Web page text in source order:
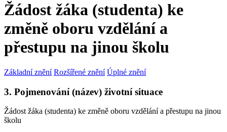
Žádost žáka (studenta) ke
změně oboru vzdělání a
přestupu na jinou školu
Základní znění Rozšířené znění Úplné znění
3. Pojmenování (název) životní situace
Žádost žáka (studenta) ke změně oboru vzdělání a přestupu na jinou
školu